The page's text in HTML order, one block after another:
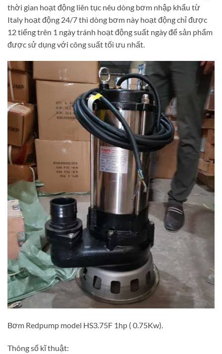
thời gian hoạt động liên tục nêu dòng bơm nhập khẩu từ
Italy hoạt động 24/7 thì dòng bơm này hoạt động chỉ được
12 tiếng trên 1 ngày tránh hoạt động suất ngày để sản phẩm
được sử dụng với công suất tối ưu nhất.
Bơm Redpump model HS3.75F 1hp ( 0.75Kw).
Thông số kĩ thuật: